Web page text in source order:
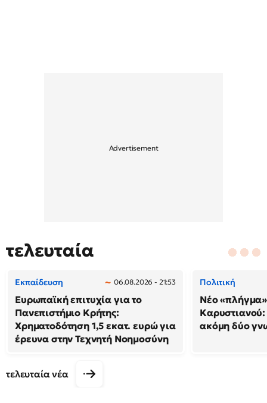
τελευταία
Εκπαίδευση 06.08.2026 - 21:53
Ευρωπαϊκή επιτυχία για το
Πανεπιστήμιο Κρήτης:
Χρηματοδότηση 1,5 εκατ. ευρώ για
έρευνα στην Τεχνητή Νοημοσύνη
Πολιτική
Νέο
ακόμη δύο
τελευταία νέα